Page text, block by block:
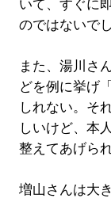
いて、すぐに
のではないで
また、湯川さ
どを例に挙げ
しれない。そ
しいけど、本
整えてあげら
増山さんは大